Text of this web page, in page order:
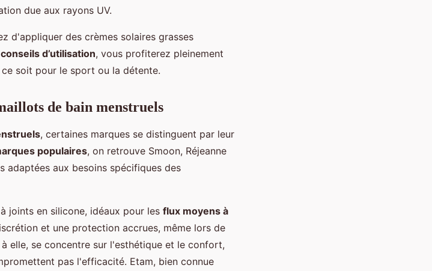
due aux rayons UV.
d'appliquer des crèmes solaires grasses
conseils d’utilisation, vous profiterez pleinement
soit pour le sport ou la détente.
de bain menstruels
, certaines marques se distinguent par leur
populaires, on retrouve Smoon, Réjeanne
adaptées aux besoins spécifiques des
joints en silicone, idéaux pour les flux moyens à
et une protection accrues, même lors de
elle, se concentre sur l'esthétique et le confort,
pas l'efficacité. Etam, bien connue